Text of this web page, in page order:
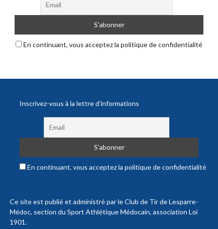
En continuant, vous acceptez la politique de confidentialité
Inscrivez-vous à la lettre d'informations
En continuant, vous acceptez la politique de confidentialité
Ce site est publié et administré par le Club de Tir de Lesparre-
Médoc, section du Sport Athlétique Médocain, association Loi
1901.